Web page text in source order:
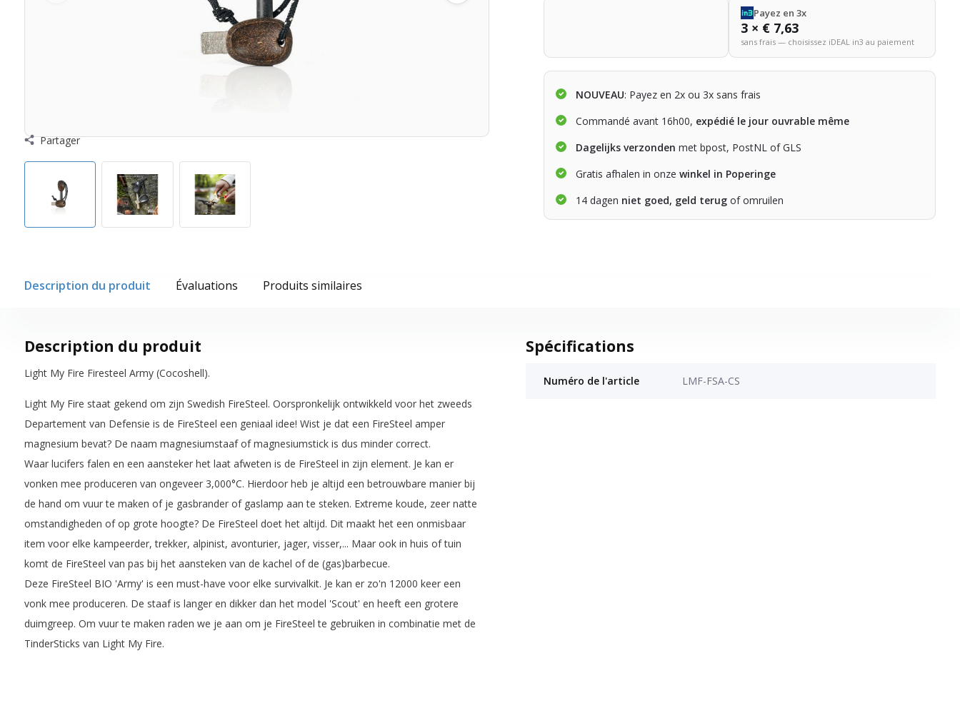
Partager
Payez en 3x
3 × € 7,63
sans frais — choisissez iDEAL in3 au paiement
NOUVEAU: Payez en 2x ou 3x sans frais
Commandé avant 16h00, expédié le jour ouvrable même
Dagelijks verzonden met bpost, PostNL of GLS
Gratis afhalen in onzewinkel in Poperinge
14 dagen niet goed, geld terug of omruilen
Description du produit Évaluations Produits similaires
Description du produit
Light My Fire Firesteel Army (Cocoshell).
Light My Fire staat gekend om zijn Swedish FireSteel. Oorspronkelijk ontwikkeld voor het zweeds
Departement van Defensie is de FireSteel een geniaal idee! Wist je dat een FireSteel amper
magnesium bevat? De naam magnesiumstaaf of magnesiumstick is dus minder correct.
Waar lucifers falen en een aansteker het laat afweten is de FireSteel in zijn element. Je kan er
vonken mee produceren van ongeveer 3,000°C. Hierdoor heb je altijd een betrouwbare manier bij
de hand om vuur te maken of je gasbrander of gaslamp aan te steken. Extreme koude, zeer natte
omstandigheden of op grote hoogte? De FireSteel doet het altijd. Dit maakt het een onmisbaar
item voor elke kampeerder, trekker, alpinist, avonturier, jager, visser,... Maar ook in huis of tuin
komt de FireSteel van pas bij het aansteken van de kachel of de (gas)barbecue.
Deze FireSteel BIO 'Army' is een must-have voor elke survivalkit. Je kan er zo'n 12000 keer een
vonk mee produceren. De staaf is langer en dikker dan het model 'Scout' en heeft een grotere
duimgreep. Om vuur te maken raden we je aan om je FireSteel te gebruiken in combinatie met de
TinderSticks van Light My Fire.
Spécifications
Numéro de l'article LMF-FSA-CS